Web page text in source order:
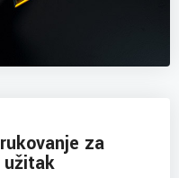
za
užitak